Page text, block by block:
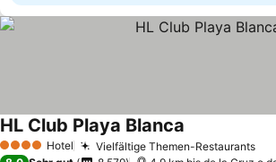
4 Sterne Hotel Vielfältige Themen-Restaurants
HL Club Playa Blanca